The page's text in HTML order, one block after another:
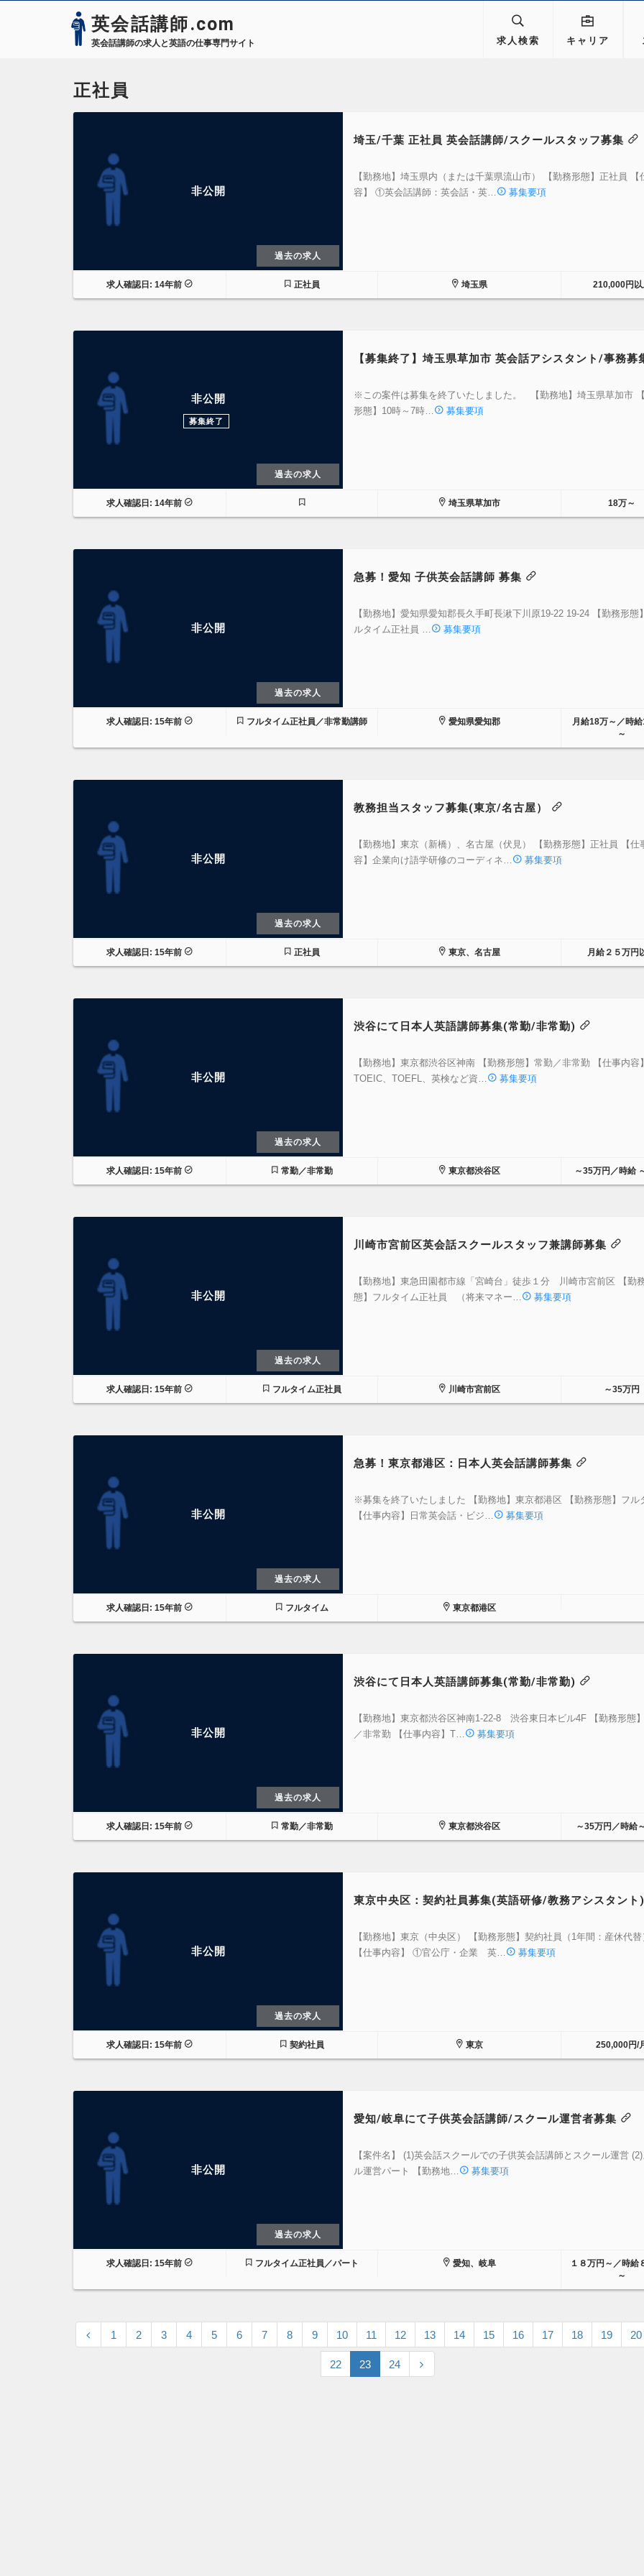
英会話講師.com
英会話講師の求人と英語の仕事専門サイト 求人検索 キャリア
正社員
非公開
過去の求人
埼玉/千葉 正社員 英会話講師/スクールスタッフ募集
【勤務地】埼玉県内（または千葉県流山市） 【勤務形態】正社員 【
容】 ①英会話講師：英会話・英…
募集要項
求人確認日: 14年前 正社員 埼玉県 210,000円以
非公開
募集終了
過去の求人
【募集終了】埼玉県草加市 英会話アシスタント/事務
※この案件は募集を終了いたしました。 【勤務地】埼玉県草加市
形態】10時～7時…
募集要項
求人確認日: 14年前 埼玉県草加市 18万～
非公開
過去の求人
急募！愛知 子供英会話講師 募集
【勤務地】愛知県愛知郡長久手町長湫下川原19-22 19-24 【勤務形態
ルタイム正社員 …
募集要項
求人確認日: 15年前 フルタイム正社員／非常勤講師 愛知県愛知郡
月給18万～／時
～
非公開
過去の求人
教務担当スタッフ募集(東京/名古屋）
【勤務地】東京（新橋）、名古屋（伏見） 【勤務形態】正社員 【仕
容】企業向け語学研修のコーディネ…
募集要項
求人確認日: 15年前 正社員 東京、名古屋 月給２５万円
非公開
過去の求人
渋谷にて日本人英語講師募集(常勤/非常勤)
【勤務地】東京都渋谷区神南 【勤務形態】常勤／非常勤 【仕事内容
TOEIC、TOEFL、英検など資…
募集要項
求人確認日: 15年前 常勤／非常勤 東京都渋谷区 ～35万円／時給
非公開
過去の求人
川崎市宮前区英会話スクールスタッフ兼講師募集
【勤務地】東急田園都市線「宮崎台」徒歩１分 川崎市宮前区 【勤
態】フルタイム正社員 （将来マネー…
募集要項
求人確認日: 15年前 フルタイム正社員 川崎市宮前区 ～35万円
非公開
過去の求人
急募！東京都港区：日本人英会話講師募集
※募集を終了いたしました 【勤務地】東京都港区 【勤務形態】フル
【仕事内容】日常英会話・ビジ…
募集要項
求人確認日: 15年前 フルタイム 東京都港区
非公開
過去の求人
渋谷にて日本人英語講師募集(常勤/非常勤)
【勤務地】東京都渋谷区神南1-22-8 渋谷東日本ビル4F 【勤務形態
／非常勤 【仕事内容】T…
募集要項
求人確認日: 15年前 常勤／非常勤 東京都渋谷区 ～35万円／時給
非公開
過去の求人
東京中央区：契約社員募集(英語研修/教務アシスタン
【勤務地】東京（中央区） 【勤務形態】契約社員（1年間：産休代替
【仕事内容】 ①官公庁・企業 英…
募集要項
求人確認日: 15年前 契約社員 東京 250,000円/
非公開
過去の求人
愛知/岐阜にて子供英会話講師/スクール運営者募集
【案件名】 (1)英会話スクールでの子供英会話講師とスクール運営
ル運営パート 【勤務地…
募集要項
求人確認日: 15年前 フルタイム正社員／パート 愛知、岐阜
１８万円～／時給
～
1 2 3 4 5 6 7 8 9 10 11 12 13 14 15 16 17 18 19 20
22 23 24